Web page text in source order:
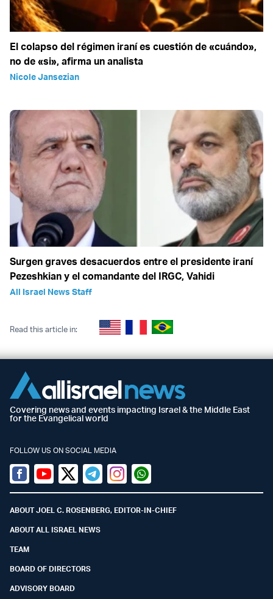
El colapso del régimen iraní es cuestión de «cuándo»,
no de «si», afirma un analista
Nicole Jansezian
Surgen graves desacuerdos entre el presidente iraní
Pezeshkian y el comandante del IRGC, Vahidi
All Israel News Staff
Read this article in:
Covering news and events impacting Israel & the Middle East
for the Evangelical world
FOLLOW US ON SOCIAL MEDIA
Facebook
YoutubeTwitter (X)
TelegramInstagramWhatsapp
ABOUT JOEL C. ROSENBERG, EDITOR-IN-CHIEF
ABOUT ALL ISRAEL NEWS
TEAM
BOARD OF DIRECTORS
ADVISORY BOARD